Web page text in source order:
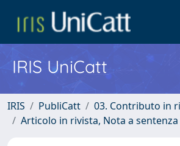
IRIS UniCatt
IRIS PubliCatt
03. Contributo in
Articolo in rivista, Nota a sentenza